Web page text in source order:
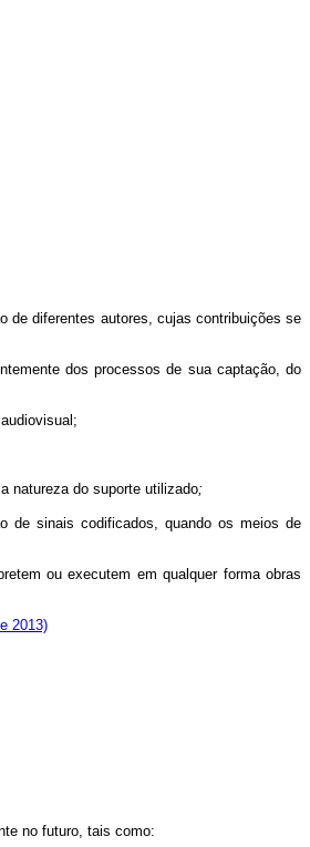
de diferentes autores, cujas contribuições se
dos processos de sua captação, do
natureza do suporte utilizado;
de sinais codificados, quando os meios de
ou executem em qualquer forma obras
2013)
no futuro, tais como: